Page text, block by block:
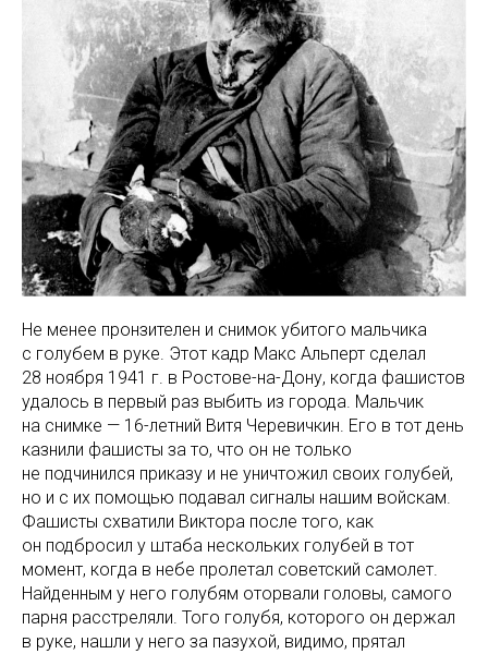
Не менее пронзителен и снимок убитого мальчика
с голубем в руке. Этот кадр Макс Альперт сделал
28 ноября 1941 г. в Ростове-на-Дону, когда фашистов
удалось в первый раз выбить из города. Мальчик
на снимке — 16-летний Витя Черевичкин. Его в тот день
казнили фашисты за то, что он не только
не подчинился приказу и не уничтожил своих голубей,
но и с их помощью подавал сигналы нашим войскам.
Фашисты схватили Виктора после того, как
он подбросил у штаба нескольких голубей в тот
момент, когда в небе пролетал советский самолет.
Найденным у него голубям оторвали головы, самого
парня расстреляли. Того голубя, которого он держал
в руке, нашли у него за пазухой, видимо, прятал